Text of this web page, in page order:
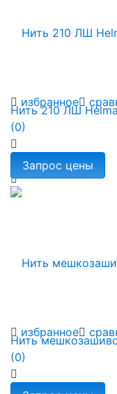
избранное
избранное
Нить 210 ЛШ
(0)
Нить
(0)